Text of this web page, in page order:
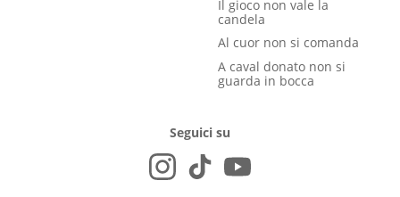
Il gioco non vale la
candela
Al cuor non si comanda
A caval donato non si
guarda in bocca
Seguici su